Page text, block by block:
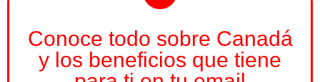
Conoce todo sobre Canadá
y los beneficios que tiene